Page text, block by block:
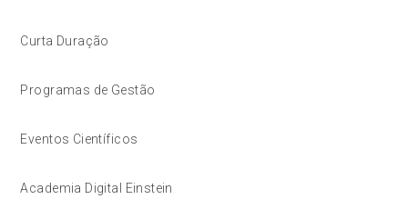
Curta Duração
Programas de Gestão
Eventos Científicos
Academia Digital Einstein